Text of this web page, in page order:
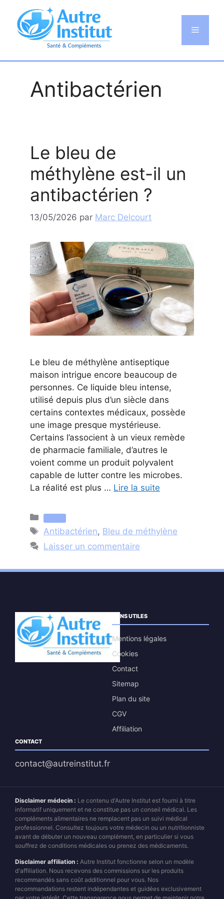
contenu
Menu
Antibactérien
Le bleu de
méthylène est-il un
antibactérien ?
13/05/2026 par Marc Delcourt
Le bleu de méthylène antiseptique
maison intrigue encore beaucoup de
personnes. Ce liquide bleu intense,
utilisé depuis plus d’un siècle dans
certains contextes médicaux, possède
une image presque mystérieuse.
Certains l’associent à un vieux remède
de pharmacie familiale, d’autres le
voient comme un produit polyvalent
capable de lutter contre les microbes.
La réalité est plus … Lire la suite
Catégories
Étiquettes
Antibactérien, Bleu de méthylène
Laisser un commentaire
LIENS UTILES
Mentions légales
Cookies
Contact
Sitemap
Plan du site
CGV
Affiliation
CONTACT
contact@autreinstitut.fr
Disclaimer médecin : Le contenu d'Autre Institut est fourni à titre
informatif uniquement et ne constitue pas un conseil médical. Les
compléments alimentaires ne remplacent pas un suivi médical
professionnel. Consultez toujours votre médecin ou un nutritionniste
avant de débuter un nouveau complément, en particulier si vous
souffrez de conditions médicales ou prenez des médicaments.
Disclaimer affiliation : Autre Institut fonctionne selon un modèle
d'affiliation. Nous recevons des commissions sur les produits
recommandés sans coût additionnel pour vous. Nos
recommandations restent indépendantes et guidées exclusivement